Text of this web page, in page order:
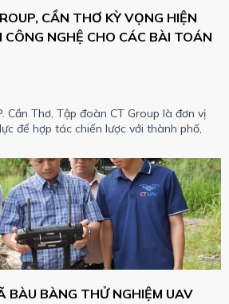
CẦN THƠ KỲ VỌNG HIỆN
NGHỆ CHO CÁC BÀI TOÁN
Cần Thơ, Tập đoàn CT Group là đơn vị
để hợp tác chiến lược với thành phố,
BÀU BÀNG THỬ NGHIỆM UAV